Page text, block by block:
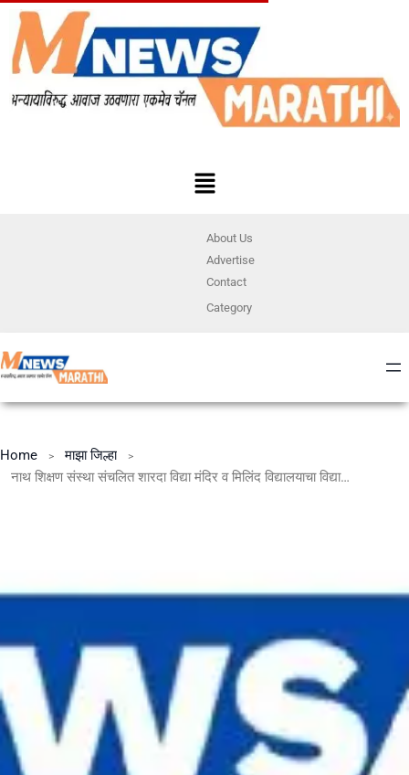
About Us
Advertise
Contact
Category
Home
माझा जिल्हा
नाथ शिक्षण संस्था संचलित शारदा विद्या मंदिर व मिलिंद विद्यालयाचा विद्यार्थी बनला पोलीस उपनिरीक्षक